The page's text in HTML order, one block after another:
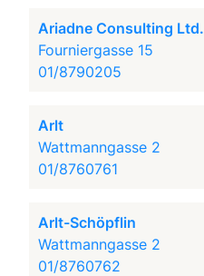
Ariadne Consulting Ltd.
Fourniergasse 15
01/8790205
Arlt
Wattmanngasse 2
01/8760761
Arlt-Schöpflin
Wattmanngasse 2
01/8760762